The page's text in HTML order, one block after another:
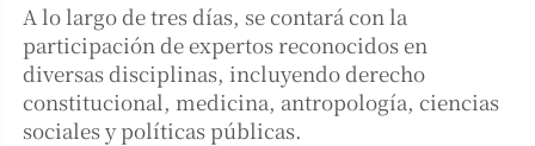
A lo largo de tres días, se contará con la
participación de expertos reconocidos en
diversas disciplinas, incluyendo derecho
constitucional, medicina, antropología, ciencias
sociales y políticas públicas.